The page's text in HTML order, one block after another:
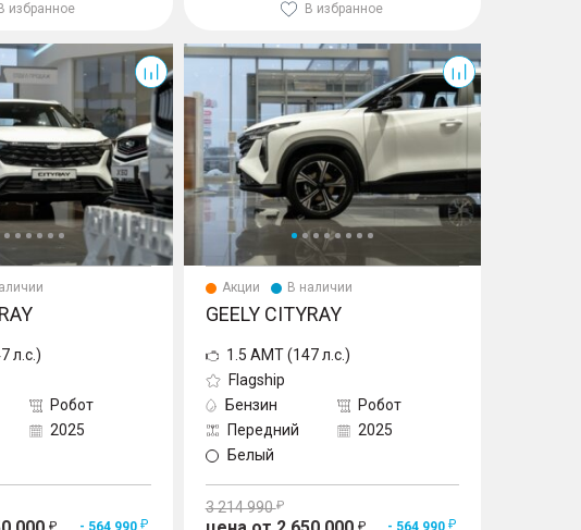
В избранное В избранное
л.с.)
Робот
2025
Cityray
Акции В наличии
GEELY CITYRAY
1.5 AMT (147 л.с.)
Flagship
Бензин
Робот
Передний
2025
Белый
3 214 990